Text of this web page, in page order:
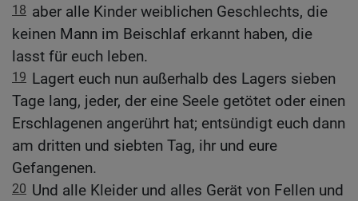
18 aber alle Kinder weiblichen Geschlechts, die
keinen Mann im Beischlaf erkannt haben, die
lasst für euch leben.
19 Lagert euch nun außerhalb des Lagers sieben
Tage lang, jeder, der eine Seele getötet oder einen
Erschlagenen angerührt hat; entsündigt euch dann
am dritten und siebten Tag, ihr und eure
Gefangenen.
20 Und alle Kleider und alles Gerät von Fellen und